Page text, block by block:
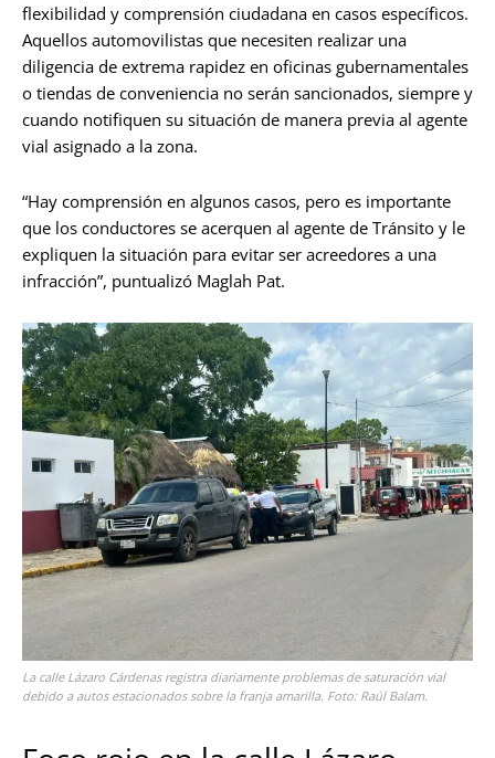
flexibilidad y comprensión ciudadana en casos específicos.
Aquellos automovilistas que necesiten realizar una
diligencia de extrema rapidez en oficinas gubernamentales
o tiendas de conveniencia no serán sancionados, siempre y
cuando notifiquen su situación de manera previa al agente
vial asignado a la zona.
“Hay comprensión en algunos casos, pero es importante
que los conductores se acerquen al agente de Tránsito y le
expliquen la situación para evitar ser acreedores a una
infracción”, puntualizó Maglah Pat.
La calle Lázaro Cárdenas registra diariamente problemas de saturación vial
debido a autos estacionados sobre la franja amarilla. Foto: Raúl Balam.